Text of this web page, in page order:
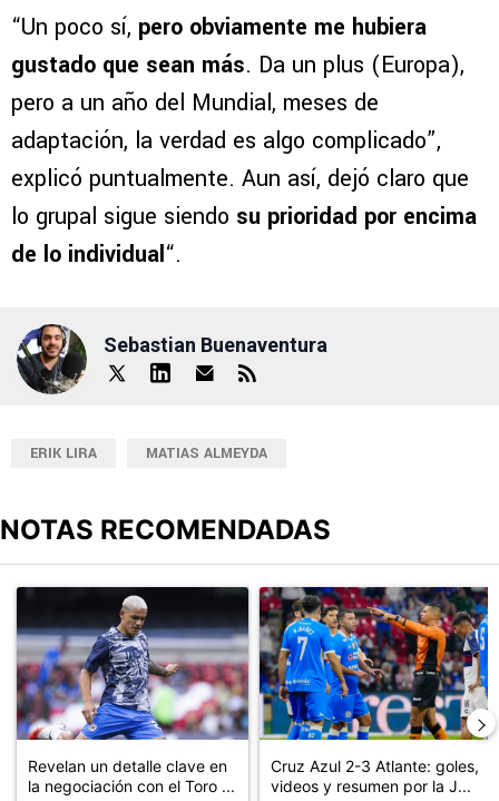
“Un poco sí, pero obviamente me hubiera
gustado que sean más. Da un plus (Europa),
pero a un año del Mundial, meses de
adaptación, la verdad es algo complicado”,
explicó puntualmente. Aun así, dejó claro que
lo grupal sigue siendo su prioridad por encima
de lo individual“.
Sebastian Buenaventura
ERIK LIRA MATIAS ALMEYDA
NOTAS RECOMENDADAS
Un artículo de tendencia con el título "Revelan un detalle clave
Revelan un detalle clave en
la negociación con el Toro ...
Un artículo de tendencia con el
Cruz Azul 2-3 Atlante: goles,
videos y resumen por la J...